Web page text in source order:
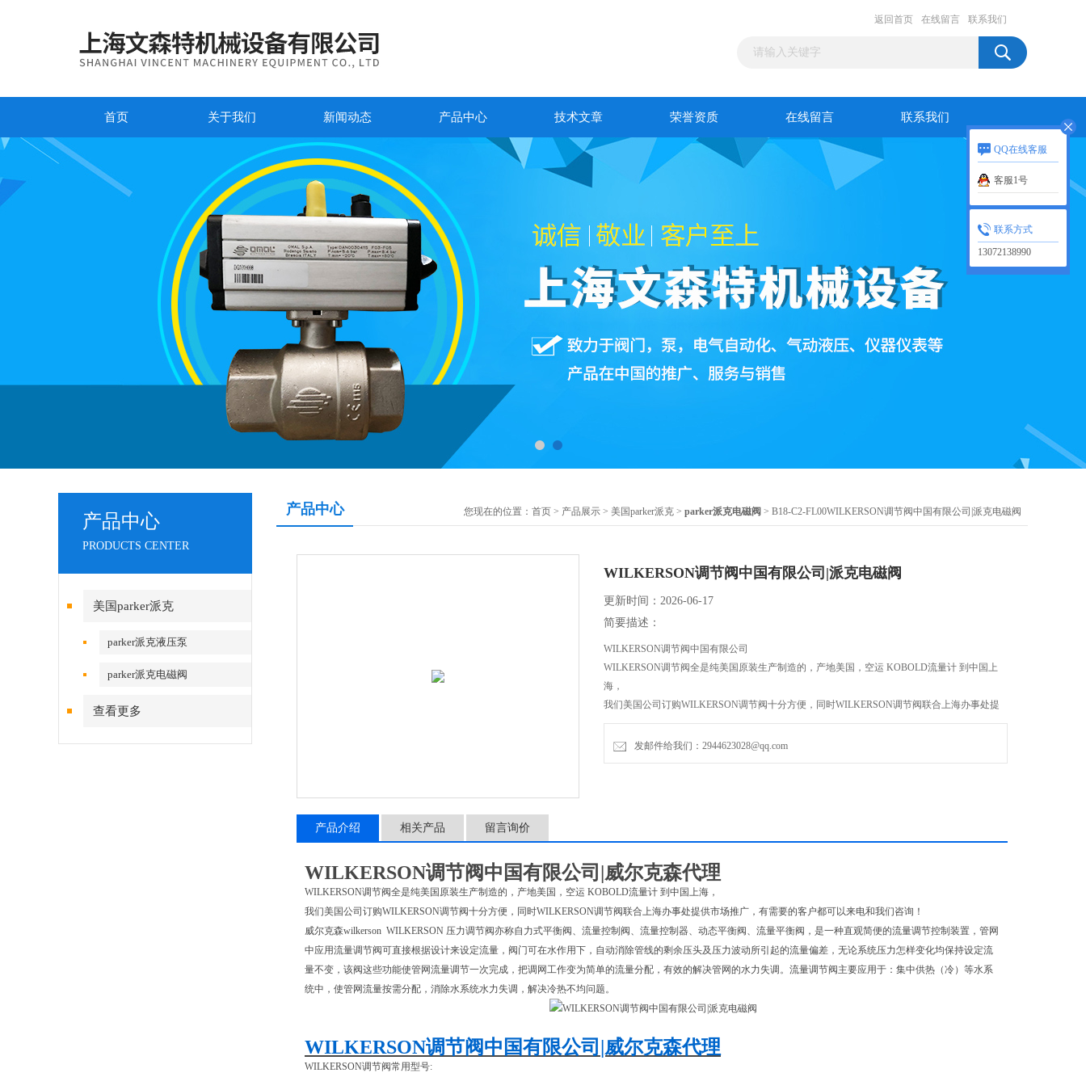
返回首页 在线留言 联系我们
首页 关于我们 新闻动态 产品中心 技术文章 荣誉资质 在线留言 联系我们
产品中心
PRODUCTS CENTER
美国parker派克
parker派克液压泵
parker派克电磁阀
查看更多
产品中心 您现在的位置： 首页 > 产品展示 > 美国parker派克 > parker派克电磁阀 > B18-C2-FL00WILKERSON调节阀中国有限公司|派克电磁阀
WILKERSON调节阀中国有限公司|派克电磁阀
更新时间：2026-06-17
简要描述：
WILKERSON调节阀中国有限公司
WILKERSON调节阀全是纯美国原装生产制造的，产地美国，空运 KOBOLD流量计 到中国上
海，
我们美国公司订购WILKERSON调节阀十分方便，同时WILKERSON调节阀联合上海办事处提
供市场推广，有需要的客户都可以来电和我们咨询！
威尔克森wilkerson WILKERSON 压力调节阀亦称自力式平衡阀、流量控制阀、流量控制器、动
发邮件给我们：2944623028@qq.com
产品介绍 相关产品 留言询价
WILKERSON调节阀中国有限公司 |威尔克森代理
WILKERSON调节阀全是纯美国原装生产制造的，产地美国，空运 KOBOLD流量计 到中国上海，
我们美国公司订购WILKERSON调节阀十分方便，同时WILKERSON调节阀联合上海办事处提供市场推广，有需要的客户都可以来电和我们咨询！
威尔克森wilkerson WILKERSON 压力调节阀亦称自力式平衡阀、流量控制阀、流量控制器、动态平衡阀、流量平衡阀，是一种直观简便的流量调节控制装置，管网
中应用流量调节阀可直接根据设计来设定流量，阀门可在水作用下，自动消除管线的剩余压头及压力波动所引起的流量偏差，无论系统压力怎样变化均保持设定流
量不变，该阀这些功能使管网流量调节一次完成，把调网工作变为简单的流量分配，有效的解决管网的水力失调。流量调节阀主要应用于：集中供热（冷）等水系
统中，使管网流量按需分配，消除水系统水力失调，解决冷热不均问题。
WILKERSON调节阀中国有限公司 |威尔克森代理
WILKERSON调节阀常用型号:
QQ在线客服
客服1号
联系方式
13072138990